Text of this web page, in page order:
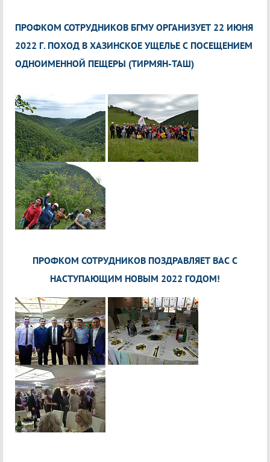
ПРОФКОМ СОТРУДНИКОВ БГМУ ОРГАНИЗУЕТ 22 ИЮНЯ
2022 Г. ПОХОД В ХАЗИНСКОЕ УЩЕЛЬЕ С ПОСЕЩЕНИЕМ
ОДНОИМЕННОЙ ПЕЩЕРЫ (ТИРМЯН-ТАШ)
ПРОФКОМ СОТРУДНИКОВ ПОЗДРАВЛЯЕТ ВАС С
НАСТУПАЮЩИМ НОВЫМ 2022 ГОДОМ!